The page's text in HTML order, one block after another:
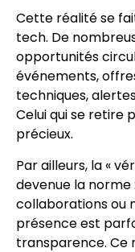
Cette réalité se
tech. De
opportunités
événements,
techniques,
Celui qui se retire
précieux.
Par ailleurs, la «
devenue la
collaborations ou
présence est
transparence. Ce